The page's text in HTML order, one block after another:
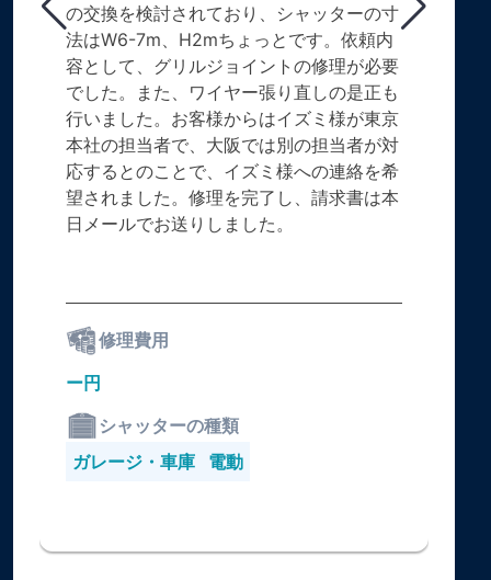
の交換を検討されており、シャッターの寸
法はW6-7m、H2mちょっとです。依頼内
容として、グリルジョイントの修理が必要
でした。また、ワイヤー張り直しの是正も
行いました。お客様からはイズミ様が東京
本社の担当者で、大阪では別の担当者が対
応するとのことで、イズミ様への連絡を希
望されました。修理を完了し、請求書は本
日メールでお送りしました。
修理費用
ー円
シャッターの種類
ガレージ・車庫
電動